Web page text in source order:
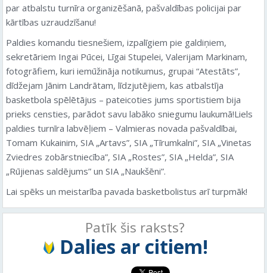
par atbalstu turnīra organizēšanā, pašvaldības policijai par
kārtības uzraudzīšanu!
Paldies komandu tiesnešiem, izpalīgiem pie galdiņiem,
sekretāriem Ingai Pūcei, Līgai Stupelei, Valerijam Markinam,
fotogrāfiem, kuri iemūžināja notikumus, grupai “Atestāts”,
dīdžejam Jānim Landrātam, līdzjutējiem, kas atbalstīja
basketbola spēlētājus – pateicoties jums sportistiem bija
prieks censties, parādot savu labāko sniegumu laukumā!Liels
paldies turnīra labvēļiem – Valmieras novada pašvaldībai,
Tomam Kukainim, SIA „Artavs”, SIA „Tīrumkalni”, SIA „Vinetas
Zviedres zobārstniecība”, SIA „Rostes”, SIA „Helda”, SIA
„Rūjienas saldējums” un SIA „Naukšēni”.
Lai spēks un meistarība pavada basketbolistus arī turpmāk!
Patīk šis raksts?
Dalies ar citiem!